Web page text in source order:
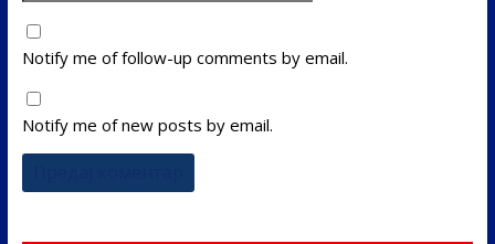
Notify me of follow-up comments by email.
Notify me of new posts by email.